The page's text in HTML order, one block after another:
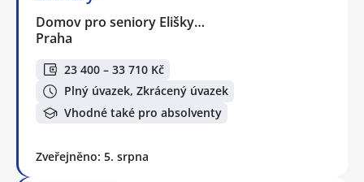
Domov pro seniory Elišky…
Praha
23 400 – 33 710 Kč
Plný úvazek, Zkrácený úvazek
Vhodné také pro absolventy
Zveřejněno: 5. srpna